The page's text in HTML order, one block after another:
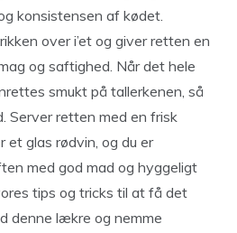
konsistensen af kødet.
over i’et og giver retten en
og saftighed. Når det hele
smukt på tallerkenen, så
Server retten med en frisk
et glas rødvin, og du er
med god mad og hyggeligt
tips og tricks til at få det
denne lækre og nemme